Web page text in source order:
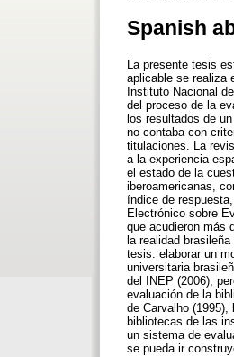
Spanish
La presente tesis
aplicable se realiza
Instituto Nacional
del proceso de la
los resultados de
no contaba con
titulaciones. La
a la experiencia
el estado de la
iberoamericanas,
índice de
Electrónico sobre
que acudieron más
la realidad
tesis: elaborar un
universitaria
del INEP (2006),
evaluación de la
de Carvalho
bibliotecas de las
un sistema de
se pueda ir